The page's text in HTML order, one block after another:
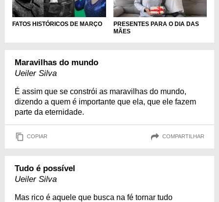
FATOS HISTÓRICOS DE MARÇO
PRESENTES PARA O DIA DAS
MÃES
Maravilhas do mundo
Ueiler Silva
É assim que se constrói as maravilhas do mundo,
dizendo a quem é importante que ela, que ele fazem
parte da eternidade.
COPIAR COMPARTILHAR
Tudo é possível
Ueiler Silva
Mas rico é aquele que busca na fé tornar tudo